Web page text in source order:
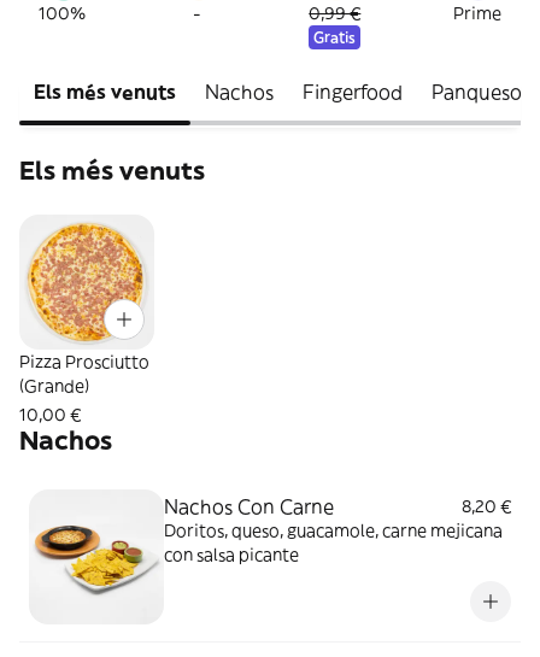
100% - 0,99 €
Gratis
Prime
Els més venuts Nachos Fingerfood Panqueso
Els més venuts
Pizza Prosciutto
(Grande)
10,00 €
Nachos
Nachos Con Carne
8,20 €
Doritos, queso, guacamole, carne mejicana
con salsa picante